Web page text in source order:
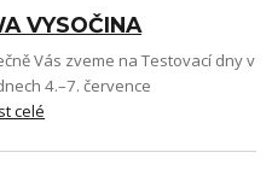
VYSOČINA
Vás zveme na Testovací dny v
4.–7. července
celé